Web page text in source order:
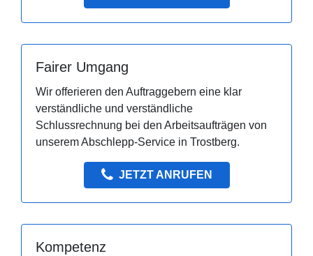
Fairer Umgang
Wir offerieren den Auftraggebern eine klar
verständliche und verständliche
Schlussrechnung bei den Arbeitsaufträgen von
unserem Abschlepp-Service in Trostberg.
JETZT ANRUFEN
Kompetenz